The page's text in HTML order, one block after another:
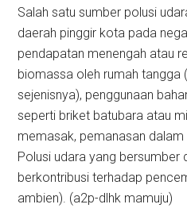
Salah satu sumber polusi
daerah pinggir kota pada
pendapatan menengah atau
biomassa oleh rumah tangga
sejenisnya), penggunaan
seperti briket batubara atau
memasak, pemanasan dalam
Polusi udara yang bersumber
berkontribusi terhadap
ambien). (a2p-dlhk mamuju)